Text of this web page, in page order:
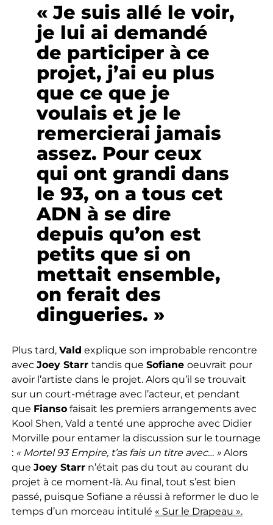
« Je suis allé le voir,
je lui ai demandé
de participer à ce
projet, j’ai eu plus
que ce que je
voulais et je le
remercierai jamais
assez. Pour ceux
qui ont grandi dans
le 93, on a tous cet
ADN à se dire
depuis qu’on est
petits que si on
mettait ensemble,
on ferait des
dingueries. »
Plus tard, Vald explique son improbable rencontre
avec Joey Starr tandis que Sofiane oeuvrait pour
avoir l’artiste dans le projet. Alors qu’il se trouvait
sur un court-métrage avec l’acteur, et pendant
que Fiansofaisait les premiers arrangements avec
Kool Shen, Vald a tenté une approche avec Didier
Morville pour entamer la discussion sur le tournage
: « Mortel 93 Empire, t’as fais un titre avec… » Alors
que Joey Starrn’était pas du tout au courant du
projet à ce moment-là. Au final, tout s’est bien
passé, puisque Sofiane a réussi à reformer le duo le
temps d’un morceau intitulé « Sur le Drapeau ».